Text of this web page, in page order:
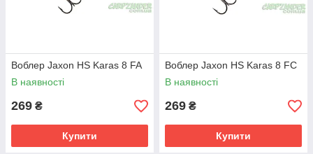
Воблер Jaxon HS Karas 8 FA
В наявності
269 ₴
Купити
Воблер Jaxon HS Karas 8 FC
В наявності
269 ₴
Купити